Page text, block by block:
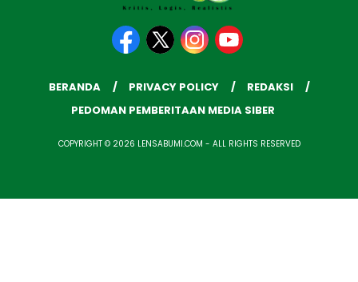
BERANDA PRIVACY POLICY
REDAKSI
PEDOMAN PEMBERITAAN MEDIA SIBER
COPYRIGHT © 2026 LENSABUMI.COM - ALL RIGHTS RESERVED